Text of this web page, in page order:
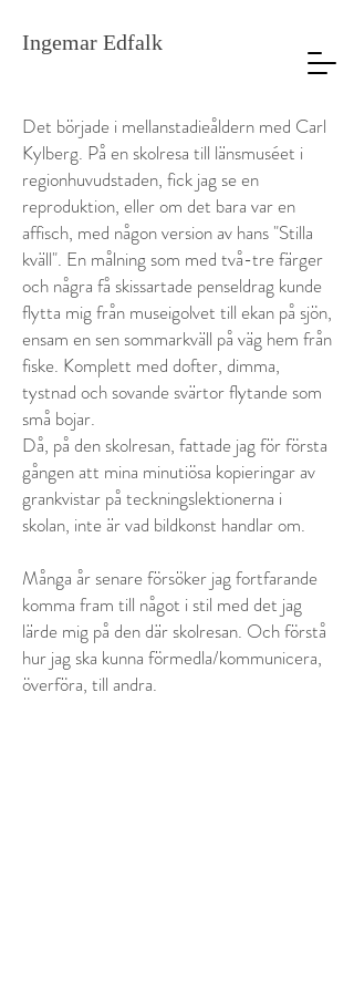
Ingemar Edfalk
Det började i mellanstadieåldern med Carl
Kylberg. På en skolresa till länsmuséet i
regionhuvudstaden, fick jag se en
reproduktion, eller om det bara var en
affisch, med någon version av hans "Stilla
kväll". En målning som med två-tre färger
och några få skissartade penseldrag kunde
flytta mig från museigolvet till ekan på sjön,
ensam en sen sommarkväll på väg hem från
fiske. Komplett med dofter, dimma,
tystnad och sovande svärtor flytande som
små bojar.
Då, på den skolresan, fattade jag för första
gången att mina minutiösa kopieringar av
grankvistar på teckningslektionerna i
skolan, inte är vad bildkonst handlar om.
Många år senare försöker jag fortfarande
komma fram till något i stil med det jag
lärde mig på den där skolresan. Och förstå
hur jag ska kunna förmedla/kommunicera,
överföra, till andra.